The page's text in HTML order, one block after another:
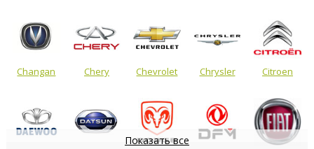
Changan Chery Chevrolet Chrysler Citroen
Показать все